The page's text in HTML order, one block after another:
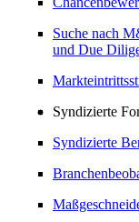
Suche nach
und Due
Syndizierte
Syndizierte